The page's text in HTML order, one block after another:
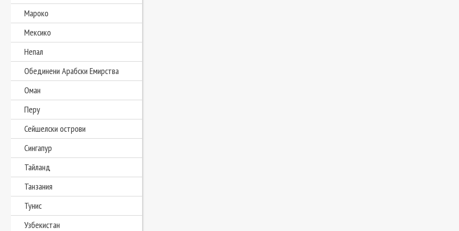
Мароко
Мексико
Непал
Обединени Арабски Емирства
Оман
Перу
Сейшелски острови
Сингапур
Тайланд
Танзания
Тунис
Узбекистан